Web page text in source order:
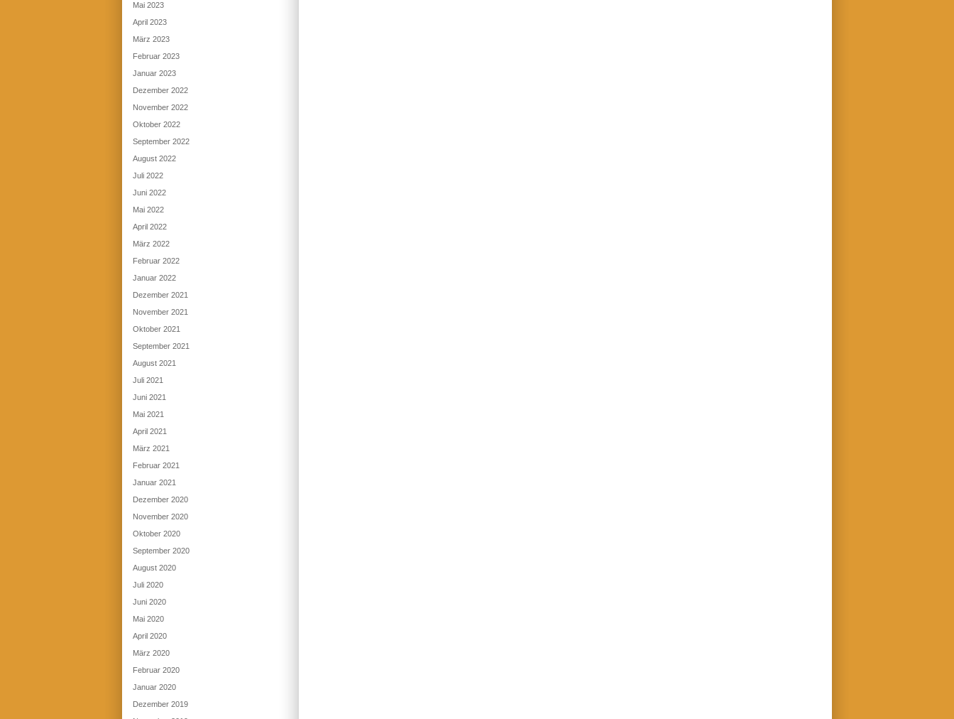
Mai 2023
April 2023
März 2023
Februar 2023
Januar 2023
Dezember 2022
November 2022
Oktober 2022
September 2022
August 2022
Juli 2022
Juni 2022
Mai 2022
April 2022
März 2022
Februar 2022
Januar 2022
Dezember 2021
November 2021
Oktober 2021
September 2021
August 2021
Juli 2021
Juni 2021
Mai 2021
April 2021
März 2021
Februar 2021
Januar 2021
Dezember 2020
November 2020
Oktober 2020
September 2020
August 2020
Juli 2020
Juni 2020
Mai 2020
April 2020
März 2020
Februar 2020
Januar 2020
Dezember 2019